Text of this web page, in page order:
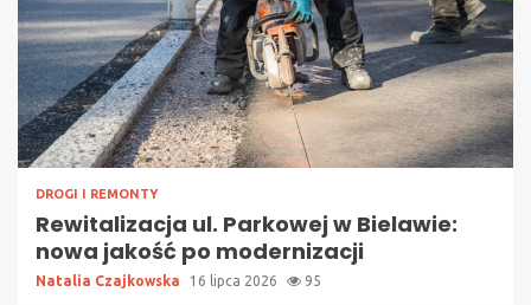
DROGI I REMONTY
Rewitalizacja ul. Parkowej w Bielawie:
nowa jakość po modernizacji
Natalia Czajkowska 16 lipca 2026 95